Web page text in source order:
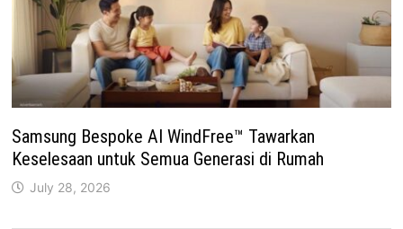
Samsung Bespoke AI WindFree™ Tawarkan
Keselesaan untuk Semua Generasi di Rumah
July 28, 2026